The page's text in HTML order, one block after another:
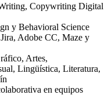
Copywriting Digital
y Behavioral Science
Adobe CC, Maze y
Artes,
Lingüística, Literatura,
en equipos